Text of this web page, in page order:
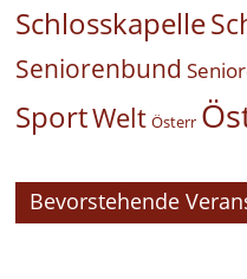
Schlosskapelle
Seniorenbund
SportWelt Österr
Bevorstehende